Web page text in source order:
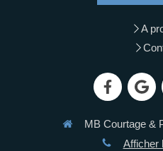
A
MB Courtage &
Afficher